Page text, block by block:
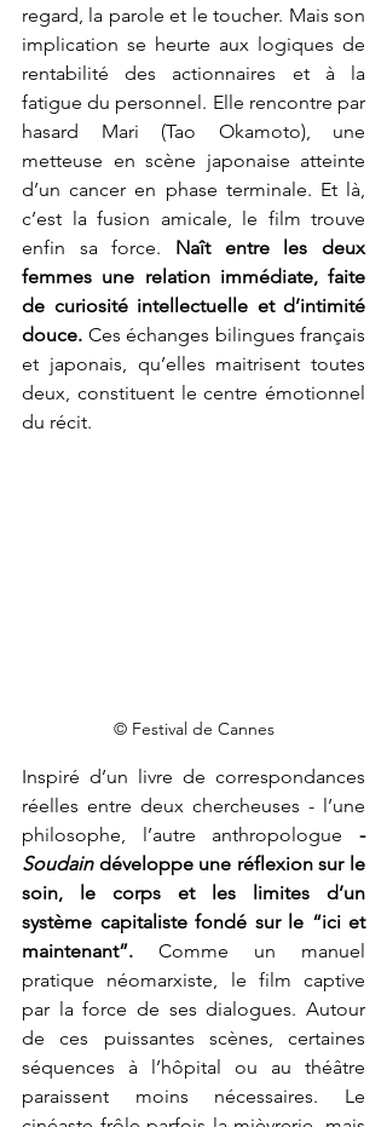
regard, la parole et le toucher. Mais son
implication se heurte aux logiques de
rentabilité des actionnaires et à la
fatigue du personnel. Elle rencontre par
hasard Mari (Tao Okamoto), une
metteuse en scène japonaise atteinte
d’un cancer en phase terminale. Et là,
c’est la fusion amicale, le film trouve
enfin sa force. Naît entre les deux
femmes une relation immédiate, faite
de curiosité intellectuelle et d’intimité
douce. Ces échanges bilingues français
et japonais, qu’elles maitrisent toutes
deux, constituent le centre émotionnel
du récit.
© Festival de Cannes
Inspiré d’un livre de correspondances
réelles entre deux chercheuses - l’une
philosophe, l’autre anthropologue
-
Soudain développe une réflexion sur le
soin, le corps et les limites d’un
système capitaliste fondé sur le “ici et
maintenant”. Comme un manuel
pratique néomarxiste, le film captive
par la force de ses dialogues. Autour
de ces puissantes scènes, certaines
séquences à l’hôpital ou au théâtre
paraissent moins nécessaires. Le